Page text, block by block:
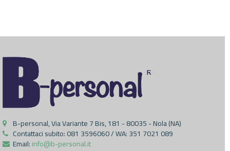
B-personal, Via Variante 7 Bis, 181 - 80035 - Nola (NA)
Contattaci subito:081 3596060 / WA: 351 7021 089
Email:info@b-personal.it